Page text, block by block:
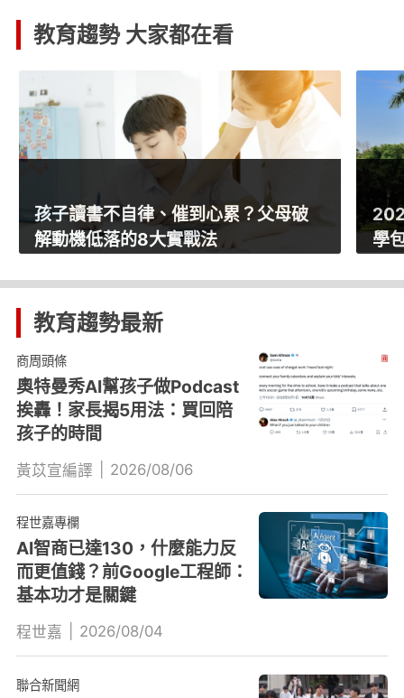
教育趨勢 大家都在看
2026企業最愛大學排行出爐！公立大
學包辦前7名，私校第一是「它」
催
教
教育趨勢最新
商周頭條
奧特曼秀AI幫孩子做Podcast
挨轟！家長揭5用法：買回陪
孩子的時間
黃苡宣編譯 2026/08/06
程世嘉專欄
AI智商已達130，什麼能力反
而更值錢？前Google工程師：
基本功才是關鍵
程世嘉 2026/08/04
聯合新聞網